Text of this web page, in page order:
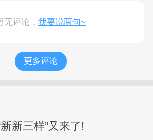
无评论， 我要说两句~
更多评论
新新三样”又来了!